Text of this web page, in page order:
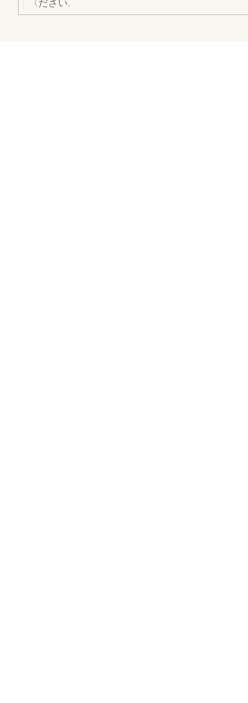
〈ださい.